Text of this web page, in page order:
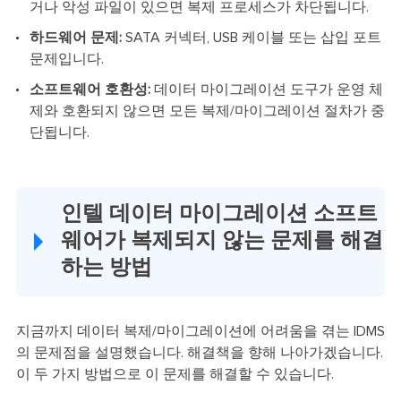
거나 악성 파일이 있으면 복제 프로세스가 차단됩니다.
하드웨어 문제:SATA 커넥터, USB 케이블 또는 삽입 포트
문제입니다.
소프트웨어 호환성:데이터 마이그레이션 도구가 운영 체
제와 호환되지 않으면 모든 복제/마이그레이션 절차가 중
단됩니다.
인텔 데이터 마이그레이션 소프트
웨어가 복제되지 않는 문제를 해결
하는 방법
지금까지 데이터 복제/마이그레이션에 어려움을 겪는 IDMS
의 문제점을 설명했습니다. 해결책을 향해 나아가겠습니다.
이 두 가지 방법으로 이 문제를 해결할 수 있습니다.